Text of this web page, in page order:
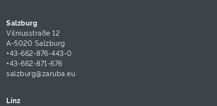
Salzburg
Vilniusstraße 12
A-5020 Salzburg
+43-662-876-443-0
+43-662-871-676
salzburg@zaruba.eu
Linz